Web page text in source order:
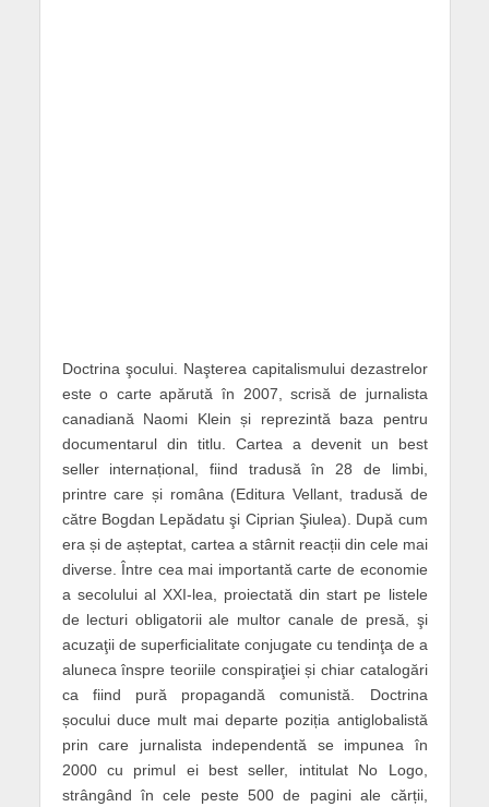
Doctrina şocului. Naşterea capitalismului dezastrelor
este o carte apărută în 2007, scrisă de jurnalista
canadiană Naomi Klein și reprezintă baza pentru
documentarul din titlu. Cartea a devenit un best
seller internațional, fiind tradusă în 28 de limbi,
printre care și româna (Editura Vellant, tradusă de
către Bogdan Lepădatu şi Ciprian Şiulea). După cum
era și de așteptat, cartea a stârnit reacții din cele mai
diverse. Între cea mai importantă carte de economie
a secolului al XXI-lea, proiectată din start pe listele
de lecturi obligatorii ale multor canale de presă, şi
acuzaţii de superficialitate conjugate cu tendinţa de a
aluneca înspre teoriile conspiraţiei și chiar catalogări
ca fiind pură propagandă comunistă. Doctrina
șocului duce mult mai departe poziția antiglobalistă
prin care jurnalista independentă se impunea în
2000 cu primul ei best seller, intitulat No Logo,
strângând în cele peste 500 de pagini ale cărții,